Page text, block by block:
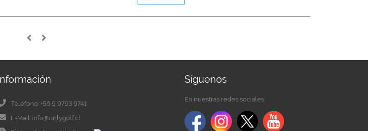
Teléfono: +56 9 9793 9741
E-Mail: info@onlygolf.cl
Síguenos
En nuestras redes sociales